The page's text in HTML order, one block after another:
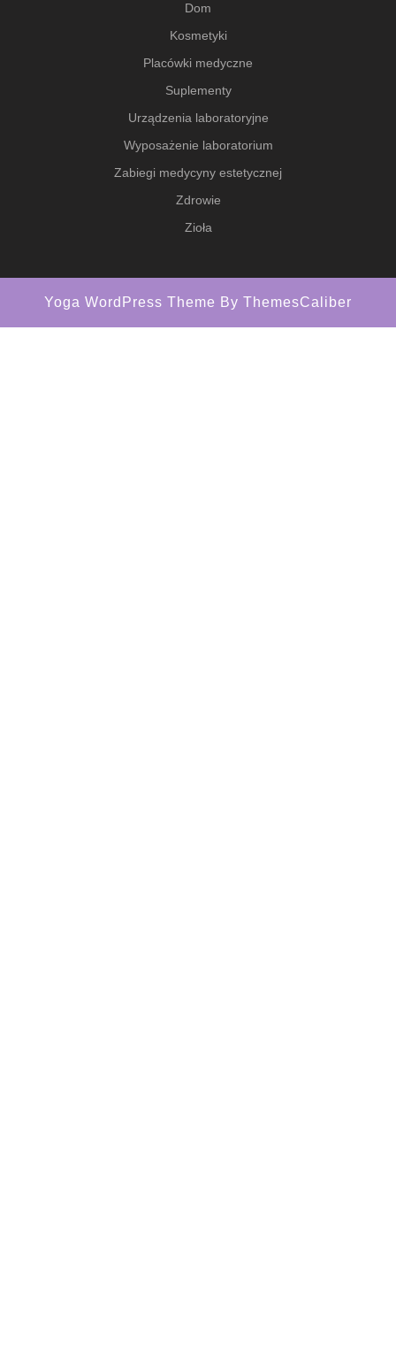
Dom
Kosmetyki
Placówki medyczne
Suplementy
Urządzenia laboratoryjne
Wyposażenie laboratorium
Zabiegi medycyny estetycznej
Zdrowie
Zioła
Yoga WordPress Theme By ThemesCaliber